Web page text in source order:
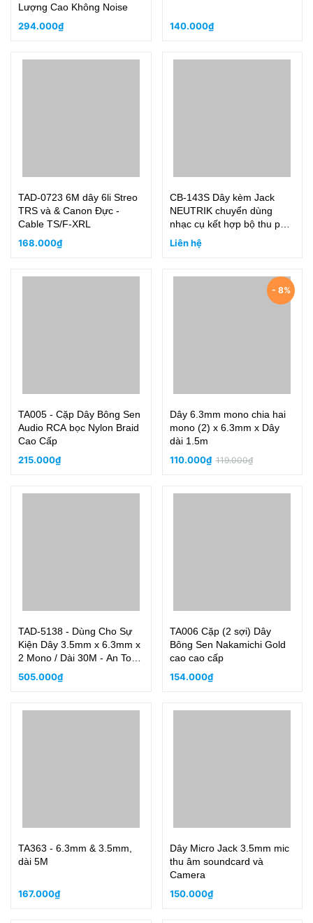
Lượng Cao Không Noise
294.000₫
140.000₫
TAD-0723 6M dây 6li Streo
TRS và & Canon Đực -
Cable TS/F-XRL
168.000₫
CB-143S Dây kèm Jack
NEUTRIK chuyển dùng
nhạc cụ kết hợp bộ thu phát
SHURE SLX, SLXD SVX,
PGX, ULXD, QLXD
Liên hệ
TA005 - Cặp Dây Bông Sen
Audio RCA bọc Nylon Braid
Cao Cấp
215.000₫
- 8%
Dây 6.3mm mono chia hai
mono (2) x 6.3mm x Dây
dài 1.5m
110.000₫119.000₫
TAD-5138 - Dùng Cho Sự
Kiện Dây 3.5mm x 6.3mm x
2 Mono / Dài 30M - An Toàn
Chất Lượng!
505.000₫
TA006 Cặp (2 sợi) Dây
Bông Sen Nakamichi Gold
cao cao cấp
154.000₫
TA363 - 6.3mm & 3.5mm,
dài 5M
167.000₫
Dây Micro Jack 3.5mm mic
thu âm soundcard và
Camera
150.000₫